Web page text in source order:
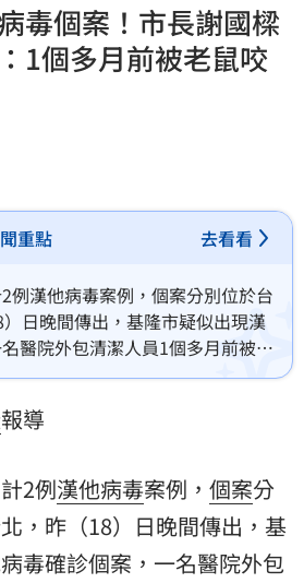
毒個案！市長謝國樑
1個多月前被老鼠咬
重點 去看看
例漢他病毒案例，個案分別位於台
日晚間傳出，基隆市疑似出現漢
醫院外包清潔人員1個多月前被老
醫，經檢驗後疑似感染漢他病
，並啟動衛生與環保跨單位處
報導
2例漢他病毒案例， 個案分
，昨（18）日晚間傳出，基
毒確診個案，一名醫院外包